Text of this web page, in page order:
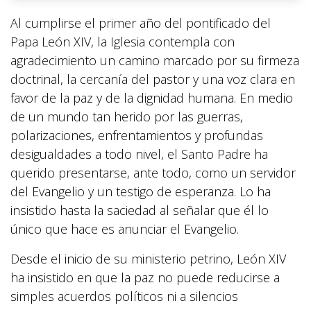
Al cumplirse el primer año del pontificado del
Papa León XIV, la Iglesia contempla con
agradecimiento un camino marcado por su firmeza
doctrinal, la cercanía del pastor y una voz clara en
favor de la paz y de la dignidad humana. En medio
de un mundo tan herido por las guerras,
polarizaciones, enfrentamientos y profundas
desigualdades a todo nivel, el Santo Padre ha
querido presentarse, ante todo, como un servidor
del Evangelio y un testigo de esperanza. Lo ha
insistido hasta la saciedad al señalar que él lo
único que hace es anunciar el Evangelio.
Desde el inicio de su ministerio petrino, León XIV
ha insistido en que la paz no puede reducirse a
simples acuerdos políticos ni a silencios